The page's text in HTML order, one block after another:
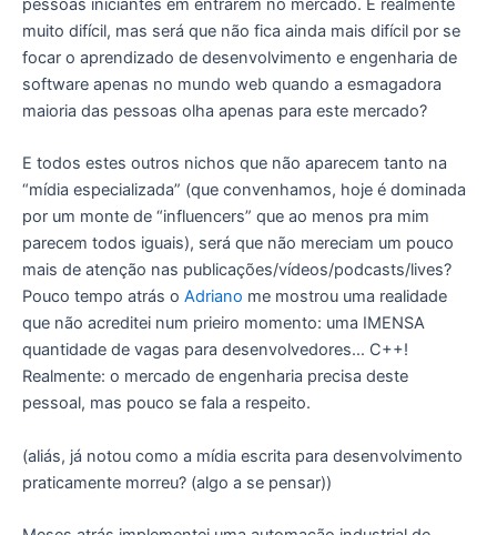
pessoas iniciantes em entrarem no mercado. É realmente
muito difícil, mas será que não fica ainda mais difícil por se
focar o aprendizado de desenvolvimento e engenharia de
software apenas no mundo web quando a esmagadora
maioria das pessoas olha apenas para este mercado?
E todos estes outros nichos que não aparecem tanto na
“mídia especializada” (que convenhamos, hoje é dominada
por um monte de “influencers” que ao menos pra mim
parecem todos iguais), será que não mereciam um pouco
mais de atenção nas publicações/vídeos/podcasts/lives?
Pouco tempo atrás o Adriano me mostrou uma realidade
que não acreditei num prieiro momento: uma IMENSA
quantidade de vagas para desenvolvedores… C++!
Realmente: o mercado de engenharia precisa deste
pessoal, mas pouco se fala a respeito.
(aliás, já notou como a mídia escrita para desenvolvimento
praticamente morreu? (algo a se pensar))